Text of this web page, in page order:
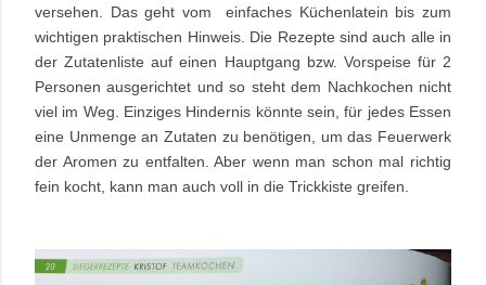
versehen. Das geht vom einfaches Küchenlatein bis zum
wichtigen praktischen Hinweis. Die Rezepte sind auch alle in
der Zutatenliste auf einen Hauptgang bzw. Vorspeise für 2
Personen ausgerichtet und so steht dem Nachkochen nicht
viel im Weg. Einziges Hindernis könnte sein, für jedes Essen
eine Unmenge an Zutaten zu benötigen, um das Feuerwerk
der Aromen zu entfalten. Aber wenn man schon mal richtig
fein kocht, kann man auch voll in die Trickkiste greifen.